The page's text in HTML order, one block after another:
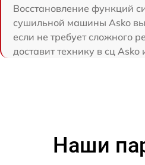
Восстановление функций
сушильной машины Asko
если не требует сложного
доставит технику в сц Asko
Наши